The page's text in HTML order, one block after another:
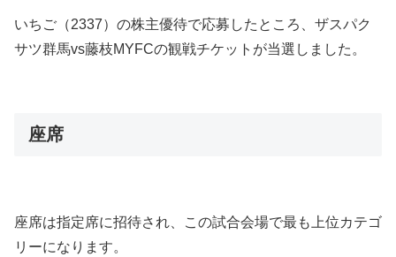
いちご（2337）の株主優待で応募したところ、ザスパク
サツ群馬vs藤枝MYFCの観戦チケットが当選しました。
座席
座席は指定席に招待され、この試合会場で最も上位カテゴ
リーになります。